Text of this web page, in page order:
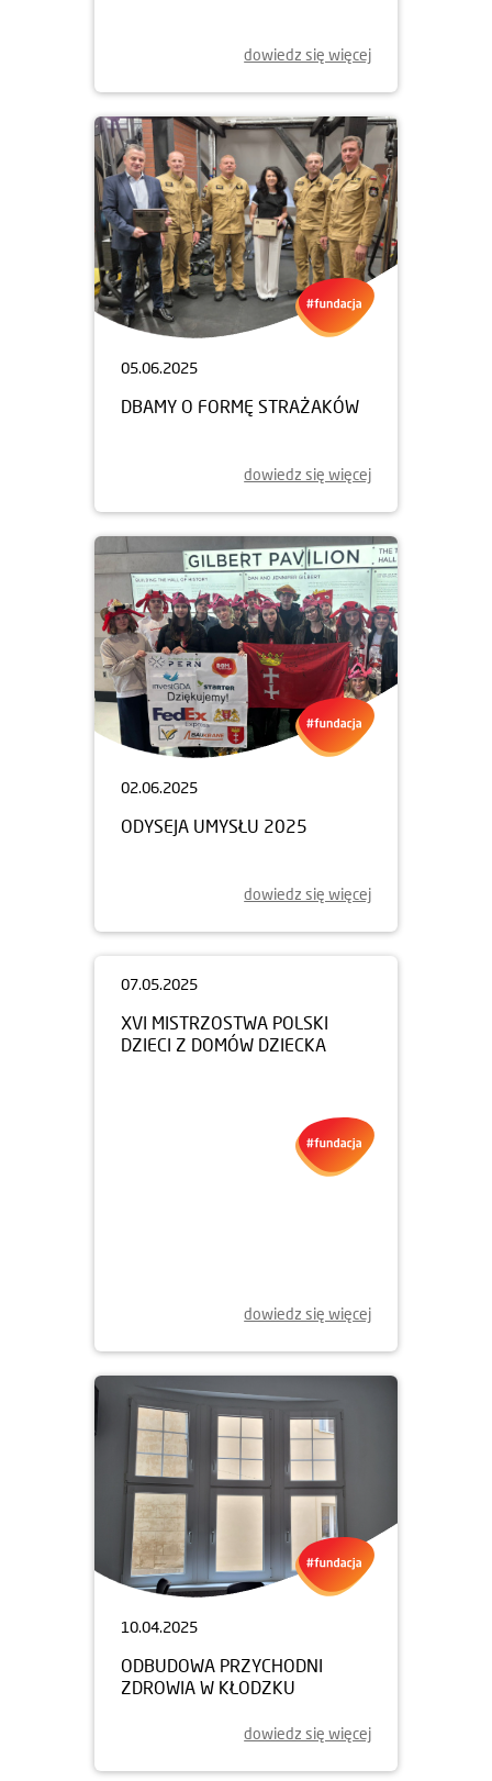
dowiedz się więcej
05.06.2025
DBAMY O FORMĘ STRAŻAKÓW
dowiedz się więcej
02.06.2025
ODYSEJA UMYSŁU 2025
dowiedz się więcej
07.05.2025
XVI MISTRZOSTWA POLSKI
DZIECI Z DOMÓW DZIECKA
dowiedz się więcej
10.04.2025
ODBUDOWA PRZYCHODNI
ZDROWIA W KŁODZKU
dowiedz się więcej